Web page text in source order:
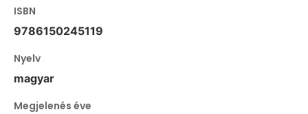
ISBN
9786150245119
Nyelv
magyar
Megjelenés éve